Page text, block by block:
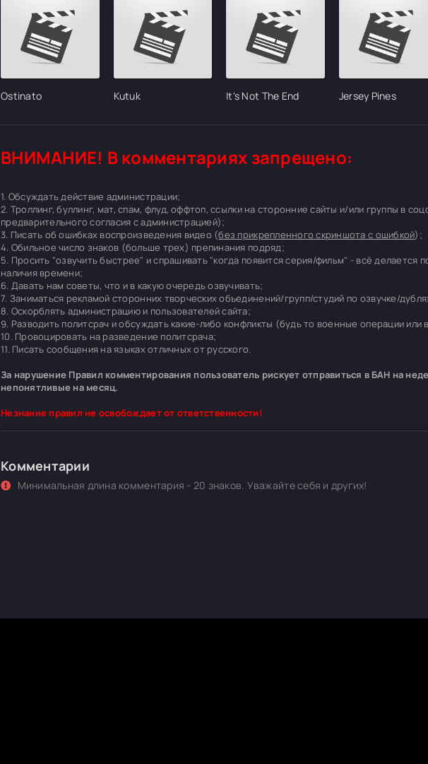
Ostinato Kutuk It's Not The End Jersey Pines
ВНИМАНИЕ! В комментариях запрещено:
1. Обсуждать действие администрации;
2. Троллинг, буллинг, мат, спам, флуд, оффтоп, ссылки на сторонние сайты и/или группы в
предварительного согласия с администрацией);
3. Писать об ошибках воспроизведения видео (без прикрепленного скриншота с ошибкой);
4. Обильное число знаков (больше трех) препинания подряд;
5. Просить "озвучить быстрее" и спрашивать "когда появится серия/фильм" - всё делается
наличия времени;
6. Давать нам советы, что и в какую очередь озвучивать;
7. Заниматься рекламой сторонних творческих объединений/групп/студий по озвучке/
8. Оскорблять администрацию и пользователей сайта;
9. Разводить политсрач и обсуждать какие-либо конфликты (будь то военные операции
10. Провоцировать на разведение политсрача;
11. Писать сообщения на языках отличных от русского.
За нарушение Правил комментирования пользователь рискует отправиться в БАН на
непонятливые на месяц.
Незнание правил не освобождает от ответственности!
Комментарии
Минимальная длина комментария - 20 знаков. Уважайте себя и других!